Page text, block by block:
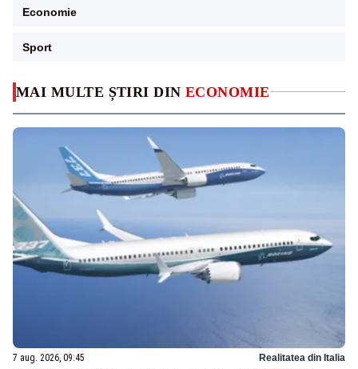
MAI MULTE ȘTIRI DIN ECONOMIE
7 aug. 2026, 09:45 Realitatea din Italia
Economie
Sport